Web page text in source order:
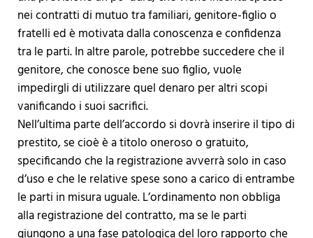
nei contratti di mutuo tra familiari, genitore-figlio o
fratelli ed è motivata dalla conoscenza e confidenza
tra le parti. In altre parole, potrebbe succedere che il
genitore, che conosce bene suo figlio, vuole
impedirgli di utilizzare quel denaro per altri scopi
vanificando i suoi sacrifici.
Nell’ultima parte dell’accordo si dovrà inserire il tipo di
prestito, se cioè è a titolo oneroso o gratuito,
specificando che la registrazione avverrà solo in caso
d’uso e che le relative spese sono a carico di entrambe
le parti in misura uguale. L’ordinamento non obbliga
alla registrazione del contratto, ma se le parti